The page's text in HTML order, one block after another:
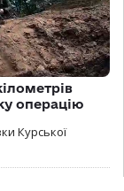
операцію
Курської